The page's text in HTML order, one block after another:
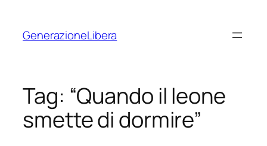
contenuto
GenerazioneLibera
Tag: “Quando il leone
smette di dormire”